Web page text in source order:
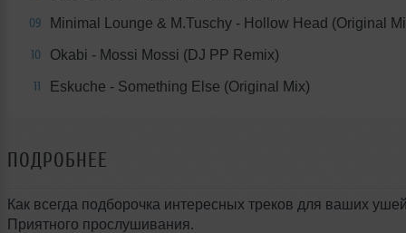
09 Minimal Lounge & M.Tuschy - Hollow Head (Original
10 Okabi - Mossi Mossi (DJ PP Remix)
11 Eskuche - Something Else (Original Mix)
ПОДРОБНЕЕ
Как всегда подборочка интересных треков для ваших
Приятного прослушивания.